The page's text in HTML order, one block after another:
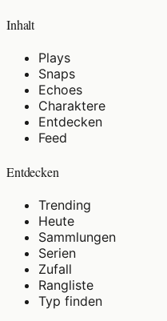
Inhalt
Plays
Snaps
Echoes
Charaktere
Entdecken
Feed
Entdecken
Trending
Heute
Sammlungen
Serien
Zufall
Rangliste
Typ finden